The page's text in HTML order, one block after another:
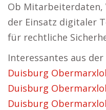
Ob Mitarbeiterdaten,
der Einsatz digitaler
für rechtliche
Interessantes aus der
Duisburg
Duisburg
Duisburg